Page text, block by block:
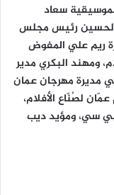
سعاد
الحسين رئيس مجلس
ريم علي المفوض
ومهند البكري مدير
مديرة مهرجان عمان
لصُنّاع الأفلام،
سي، ومؤيد ديب